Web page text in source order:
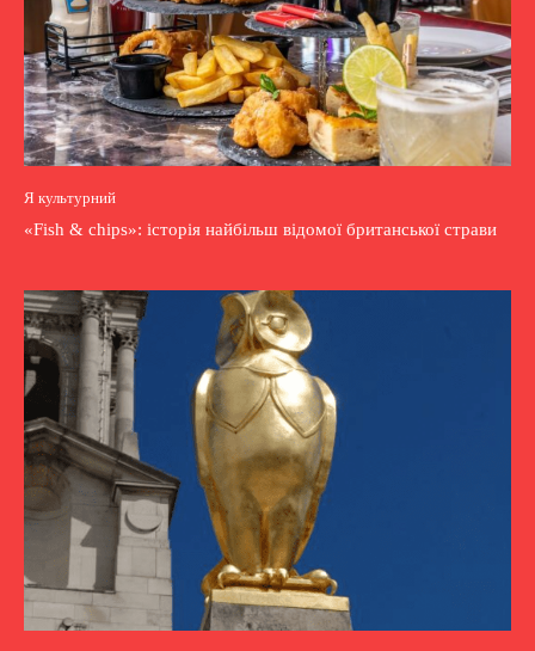
Я культурний
«Fish & chips»: історія найбільш відомої британської страви